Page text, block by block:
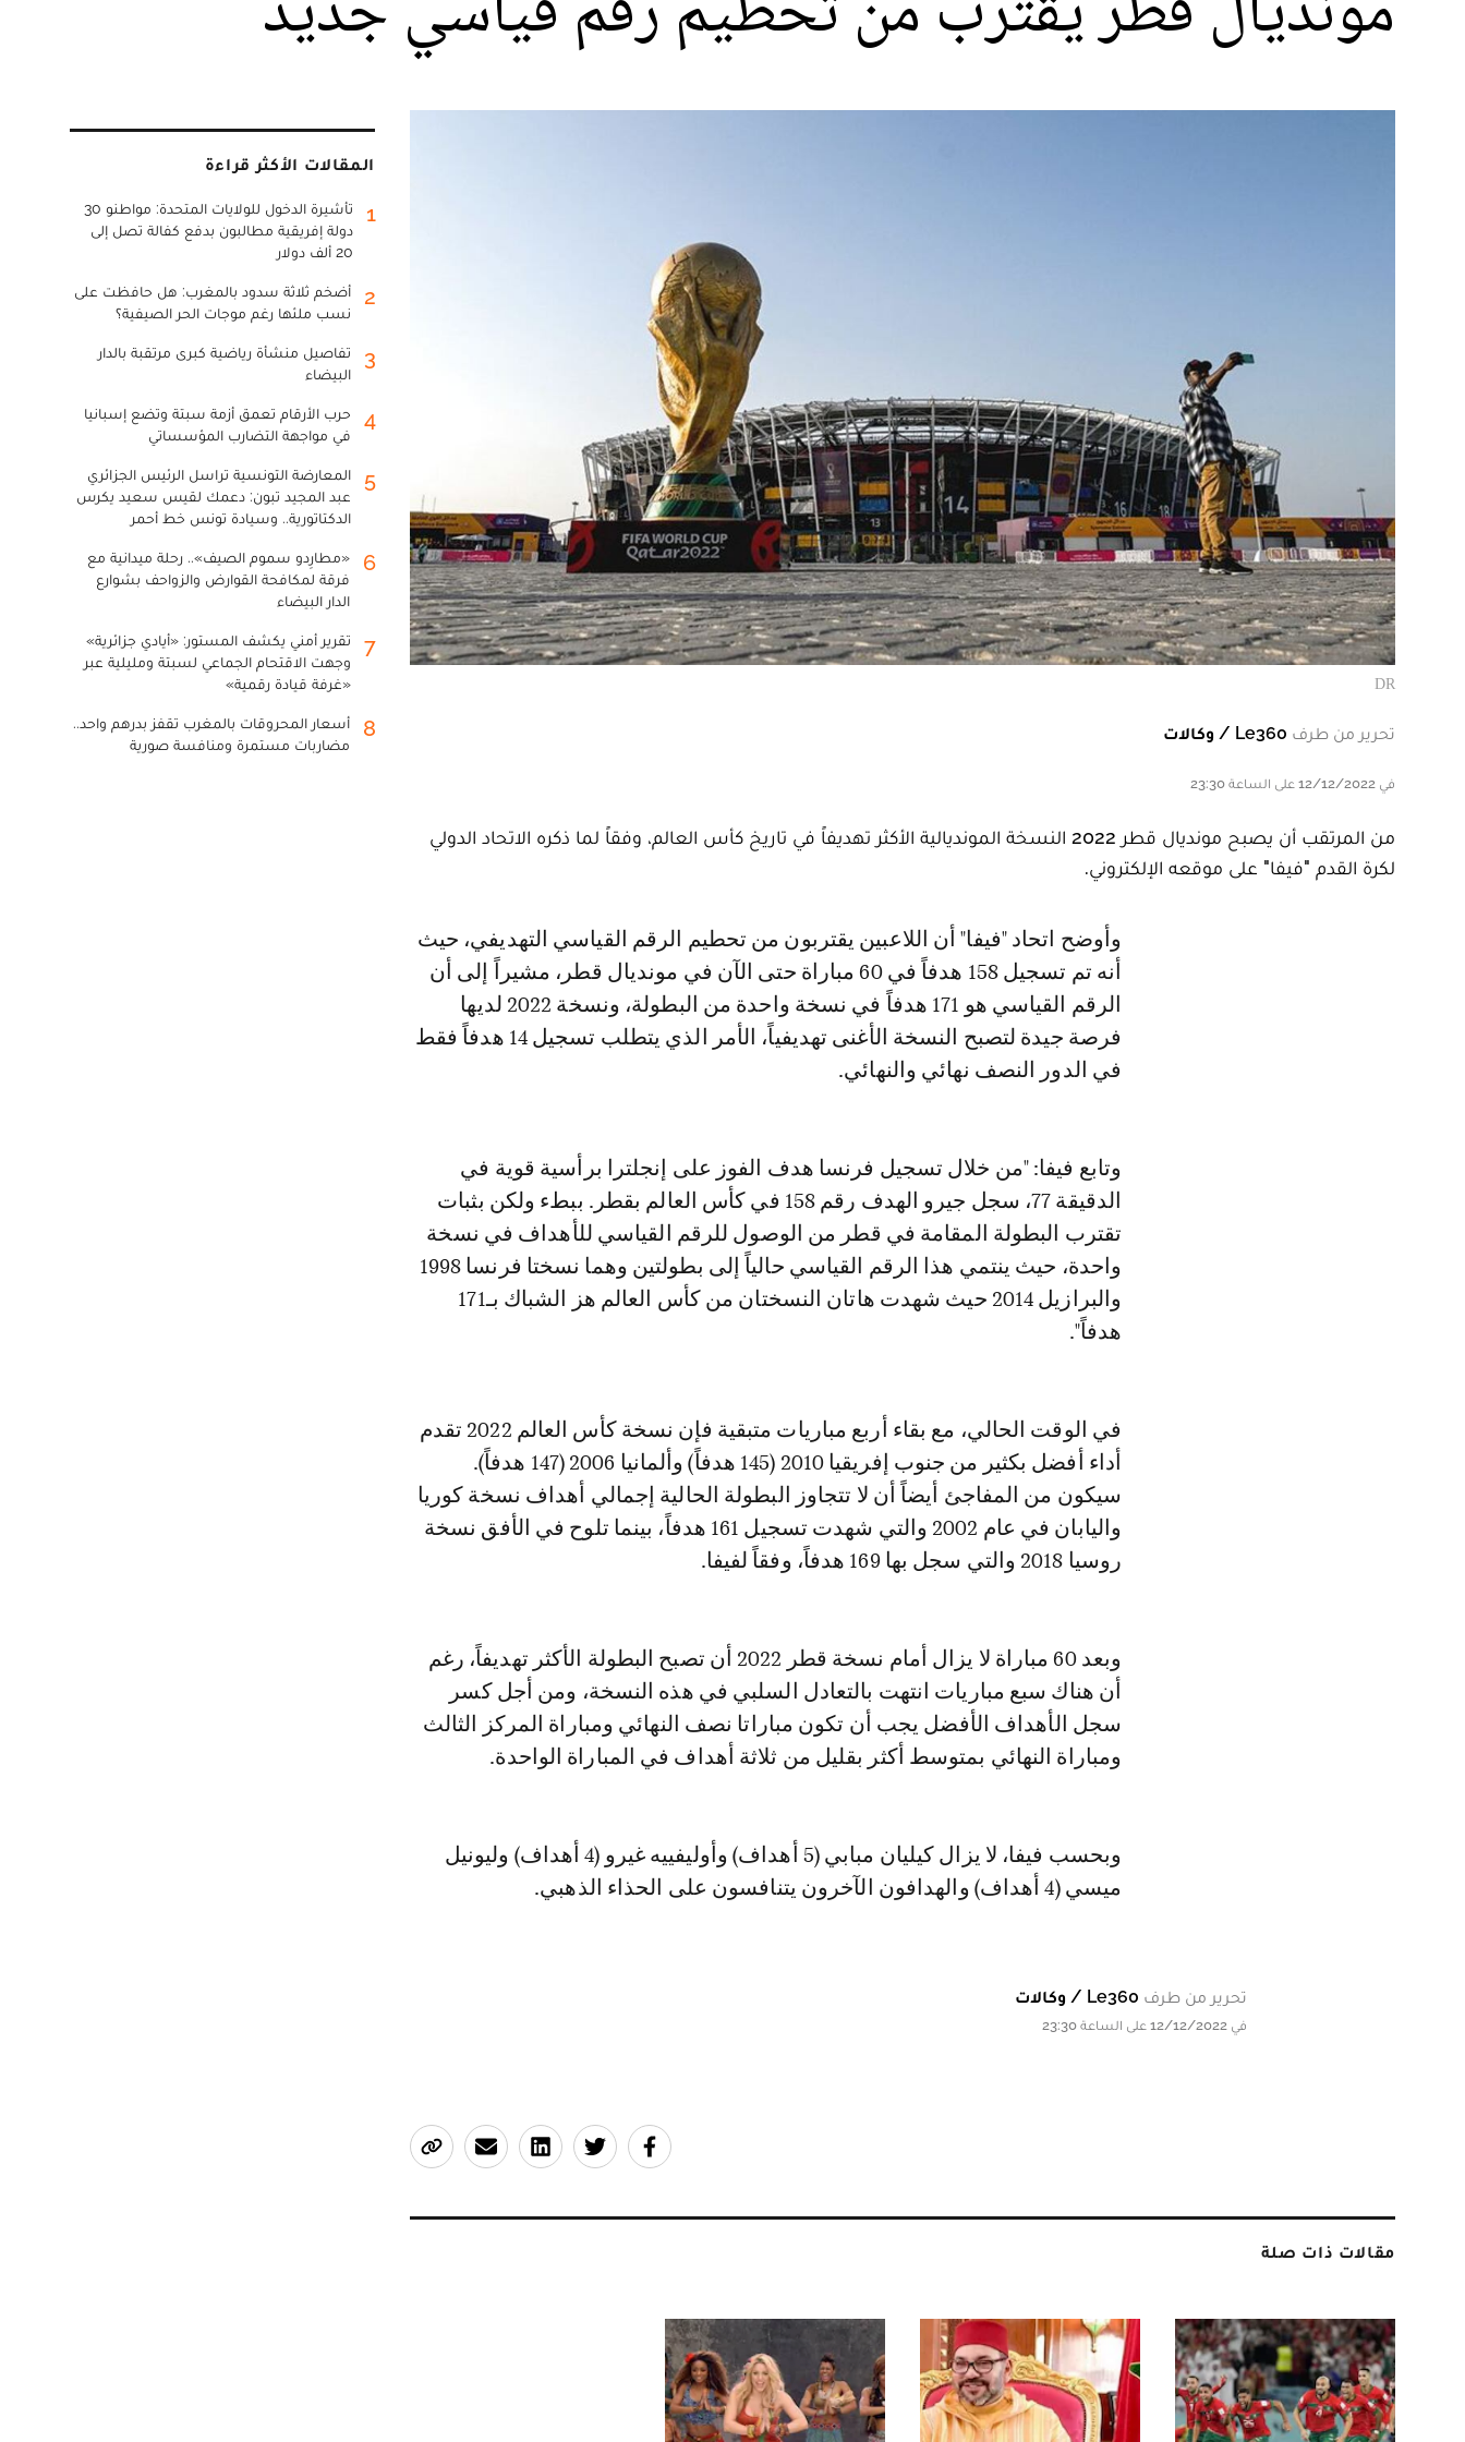
DR
تحرير من طرف Le360 / وكالات
في 12/12/2022 على الساعة 23:30
من المرتقب أن يصبح مونديال قطر 2022 النسخة المونديالية الأكثر تهديفاً في تاريخ كأس العالم، وفقاً لما ذكره الاتحاد الدولي
لكرة القدم "فيفا" على موقعه الإلكتروني.
وأوضح اتحاد "فيفا" أن اللاعبين يقتربون من تحطيم الرقم القياسي التهديفي، حيث
أنه تم تسجيل 158 هدفاً في 60 مباراة حتى الآن في مونديال قطر، مشيراً إلى أن
الرقم القياسي هو 171 هدفاً في نسخة واحدة من البطولة، ونسخة 2022 لديها
فرصة جيدة لتصبح النسخة الأغنى تهديفياً، الأمر الذي يتطلب تسجيل 14 هدفاً فقط
في الدور النصف نهائي والنهائي.
وتابع فيفا: "من خلال تسجيل فرنسا هدف الفوز على إنجلترا برأسية قوية في
الدقيقة 77، سجل جيرو الهدف رقم 158 في كأس العالم بقطر. ببطء ولكن بثبات
تقترب البطولة المقامة في قطر من الوصول للرقم القياسي للأهداف في نسخة
واحدة، حيث ينتمي هذا الرقم القياسي حالياً إلى بطولتين وهما نسختا فرنسا 1998
والبرازيل 2014 حيث شهدت هاتان النسختان من كأس العالم هز الشباك بـ171
هدفاً".
في الوقت الحالي، مع بقاء أربع مباريات متبقية فإن نسخة كأس العالم 2022 تقدم
أداء أفضل بكثير من جنوب إفريقيا 2010 (145 هدفاً) وألمانيا 2006 (147 هدفاً).
سيكون من المفاجئ أيضاً أن لا تتجاوز البطولة الحالية إجمالي أهداف نسخة كوريا
واليابان في عام 2002 والتي شهدت تسجيل 161 هدفاً، بينما تلوح في الأفق نسخة
روسيا 2018 والتي سجل بها 169 هدفاً، وفقاً لفيفا.
وبعد 60 مباراة لا يزال أمام نسخة قطر 2022 أن تصبح البطولة الأكثر تهديفاً، رغم
أن هناك سبع مباريات انتهت بالتعادل السلبي في هذه النسخة، ومن أجل كسر
سجل الأهداف الأفضل يجب أن تكون مباراتا نصف النهائي ومباراة المركز الثالث
ومباراة النهائي بمتوسط أكثر بقليل من ثلاثة أهداف في المباراة الواحدة.
وبحسب فيفا، لا يزال كيليان مبابي (5 أهداف) وأوليفييه غيرو (4 أهداف) وليونيل
ميسي (4 أهداف) والهدافون الآخرون يتنافسون على الحذاء الذهبي.
تحرير من طرف Le360 / وكالات
في 12/12/2022 على الساعة 23:30
مقالات ذات صلة
المقالات الأكثر قراءة
1
تأشيرة الدخول للولايات المتحدة: مواطنو 30
دولة إفريقية مطالبون بدفع كفالة تصل إلى
20 ألف دولار
2
أضخم ثلاثة سدود بالمغرب: هل حافظت على
نسب ملئها رغم موجات الحر الصيفية؟
3
تفاصيل منشأة رياضية كبرى مرتقبة بالدار
البيضاء
4
حرب الأرقام تعمق أزمة سبتة وتضع إسبانيا
في مواجهة التضارب المؤسساتي
5
المعارضة التونسية تراسل الرئيس الجزائري
عبد المجيد تبون: دعمك لقيس سعيد يكرس
الدكتاتورية.. وسيادة تونس خط أحمر
6
«مطارِدو سموم الصيف».. رحلة ميدانية مع
فرقة لمكافحة القوارض والزواحف بشوارع
الدار البيضاء
7
تقرير أمني يكشف المستور: «أيادي جزائرية»
وجهت الاقتحام الجماعي لسبتة ومليلية عبر
«غرفة قيادة رقمية»
8
أسعار المحروقات بالمغرب تقفز بدرهم واحد..
مضاربات مستمرة ومنافسة صورية